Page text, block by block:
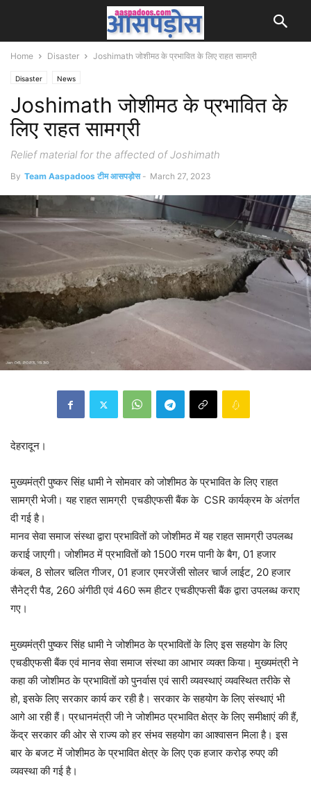
Home Disaster Joshimath जोशीमठ के प्रभावित के लिए राहत सामग्री
Disaster News
Joshimath जोशीमठ के प्रभावित के
लिए राहत सामग्री
Relief material for the affected of Joshimath
By Team Aaspadoos टीम आसपड़ोस - March 27, 2023
देहरादून।
मुख्यमंत्री पुष्कर सिंह धामी ने सोमवार को जोशीमठ के प्रभावित के लिए राहत
सामग्री भेजी। यह राहत सामग्री एचडीएफसी बैंक के CSR कार्यक्रम के अंतर्गत
दी गई है।
मानव सेवा समाज संस्था द्वारा प्रभावितों को जोशीमठ में यह राहत सामग्री उपलब्ध
कराई जाएगी। जोशीमठ में प्रभावितों को 1500 गरम पानी के बैग, 01 हजार
कंबल, 8 सोलर चलित गीजर, 01 हजार एमरजेंसी सोलर चार्ज लाईट, 20 हजार
सैनेट्री पैड, 260 अंगीठी एवं 460 रूम हीटर एचडीएफसी बैंक द्वारा उपलब्ध कराए
गए।
मुख्यमंत्री पुष्कर सिंह धामी ने जोशीमठ के प्रभावितों के लिए इस सहयोग के लिए
एचडीएफसी बैंक एवं मानव सेवा समाज संस्था का आभार व्यक्त किया। मुख्यमंत्री ने
कहा की जोशीमठ के प्रभावितों को पुनर्वास एवं सारी व्यवस्थाएं व्यवस्थित तरीके से
हो, इसके लिए सरकार कार्य कर रही है। सरकार के सहयोग के लिए संस्थाएं भी
आगे आ रही हैं। प्रधानमंत्री जी ने जोशीमठ प्रभावित क्षेत्र के लिए समीक्षाएं की हैं,
केंद्र सरकार की ओर से राज्य को हर संभव सहयोग का आश्वासन मिला है। इस
बार के बजट में जोशीमठ के प्रभावित क्षेत्र के लिए एक हजार करोड़ रुपए की
व्यवस्था की गई है।